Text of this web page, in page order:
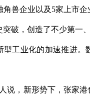
兽企业以及5家上市
破，创造了不少第一、
工业化的加速推进。
说，新形势下，张家